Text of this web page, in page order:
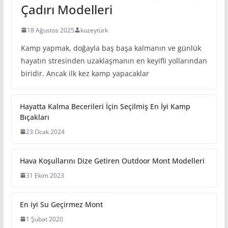
Çadırı Modelleri
18 Ağustos 2025 kuzeytürk
Kamp yapmak, doğayla baş başa kalmanın ve günlük
hayatın stresinden uzaklaşmanın en keyifli yollarından
biridir. Ancak ilk kez kamp yapacaklar
Hayatta Kalma Becerileri İçin Seçilmiş En İyi Kamp
Bıçakları
23 Ocak 2024
Hava Koşullarını Dize Getiren Outdoor Mont Modelleri
31 Ekim 2023
En iyi Su Geçirmez Mont
1 Şubat 2020